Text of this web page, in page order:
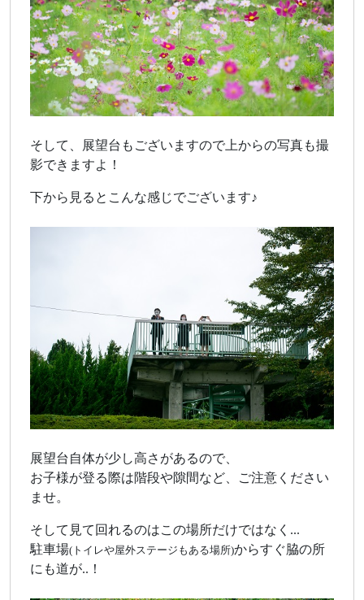
そして、展望台もございますので上からの写真も撮
影できますよ！
下から見るとこんな感じでございます♪
展望台自体が少し高さがあるので、
お子様が登る際は階段や隙間など、ご注意ください
ませ。
そして見て回れるのはこの場所だけではなく...
駐車場(トイレや屋外ステージもある場所)からすぐ脇の所
にも道が..！